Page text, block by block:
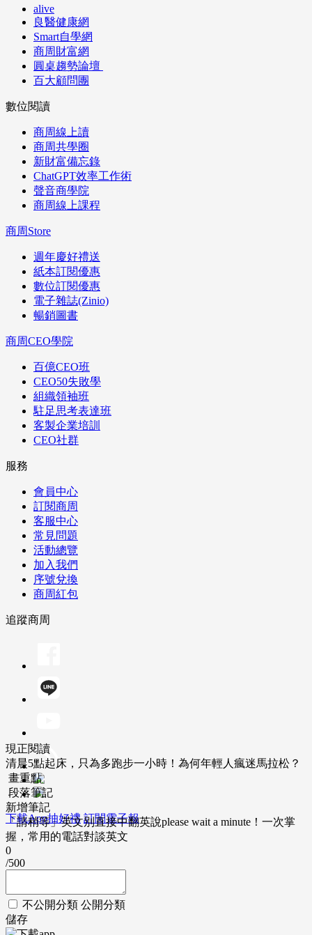
alive
良醫健康網
Smart自學網
商周財富網
圓桌趨勢論壇
百大顧問團
數位閱讀
商周線上讀
商周共學圈
新財富備忘錄
ChatGPT效率工作術
聲音商學院
商周線上課程
商周Store
週年慶好禮送
紙本訂閱優惠
數位訂閱優惠
電子雜誌(Zinio)
暢銷圖書
商周CEO學院
百億CEO班
CEO50失敗學
組織領袖班
駐足思考表達班
客製企業培訓
CEO社群
服務
會員中心
訂閱商周
客服中心
常見問題
活動總覽
加入我們
序號兌換
商周紅包
追蹤商周
下載App抽好禮 訂閱電子報
現正閱讀
清晨5點起床，只為多跑步一小時！為何年輕人瘋迷馬拉松？
畫重點
段落筆記
新增筆記
「請稍等」英文別直接中翻英說please wait a minute！一次掌
握，常用的電話對談英文
0
/500
不公開分類 公開分類
儲存